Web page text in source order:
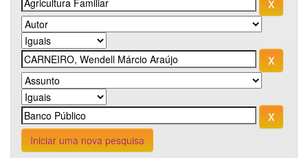
Iniciar uma nova pesquisa